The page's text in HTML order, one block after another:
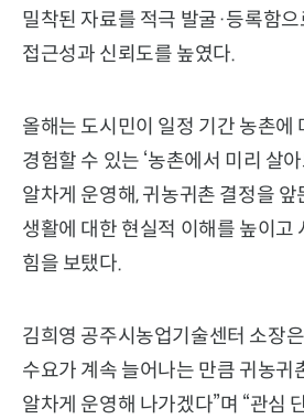
밀착된 자료를 적극 발굴·등록함으
접근성과 신뢰도를 높였다.
올해는 도시민이 일정 기간 농촌에
경험할 수 있는 ‘농촌에서 미리 살
알차게 운영해, 귀농귀촌 결정을
생활에 대한 현실적 이해를 높이고
힘을 보탰다.
김희영 공주시농업기술센터 소장
수요가 계속 늘어나는 만큼 귀농귀
알차게 운영해 나가겠다”며 “관심